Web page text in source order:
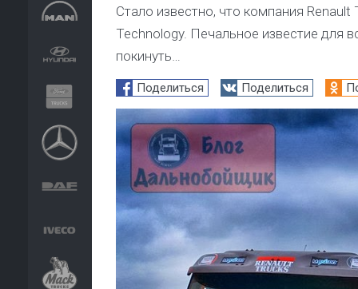
Стало известно, что компания
Technology. Печальное известие для
покинуть…
Поделиться Поделиться